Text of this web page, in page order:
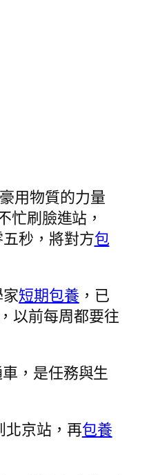
用物質的力量
忙刷臉進站，
秒，將對方包
短期包養 ，已
以前每周都要往
，是任務與生
北京站，再包養